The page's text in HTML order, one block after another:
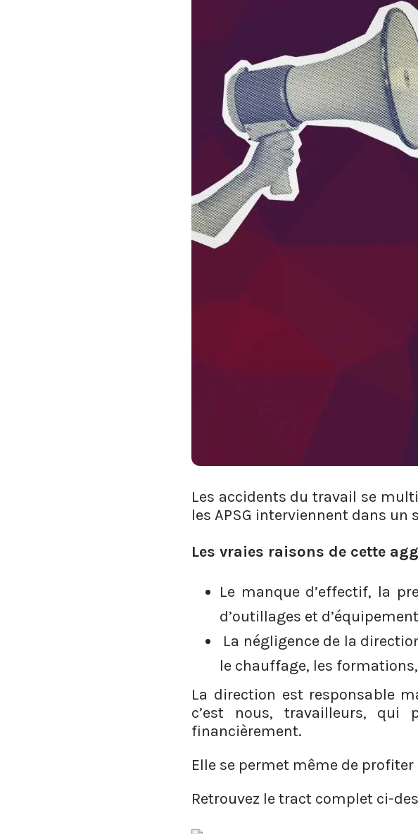
Les accidents du travail se
les APSG interviennent dans un
Les vraies raisons de cette
Le manque d’effectif, la
d’outillages et
La négligence de la
le chauffage, les
La direction est responsable
c’est nous, travailleurs, qui
financièrement.
Elle se permet même de
Retrouvez le tract complet ci-